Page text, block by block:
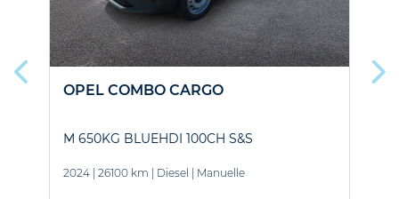
OPEL COMBO CARGO
M 650KG BLUEHDI 100CH S&S
2024 | 26100 km | Diesel | Manuelle